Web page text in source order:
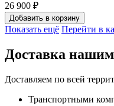
26 900 ₽
Добавить в корзину
Показать ещё Перейти в
Доставка
Доставляем по всей
Транспортными